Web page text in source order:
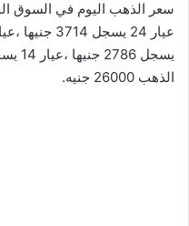
سعر الذهب اليوم في السوق
الذهب 26000 جنيه.